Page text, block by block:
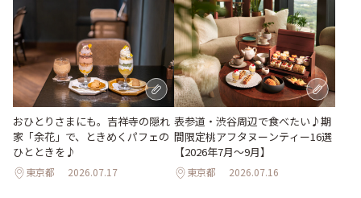
おひとりさまにも。吉祥寺の隠れ
家「余花」で、ときめくパフェの
ひとときを♪
東京都 2026.07.17
表参道・渋谷周辺で食べたい♪期
間限定桃アフタヌーンティー16選
【2026年7月～9月】
東京都 2026.07.16